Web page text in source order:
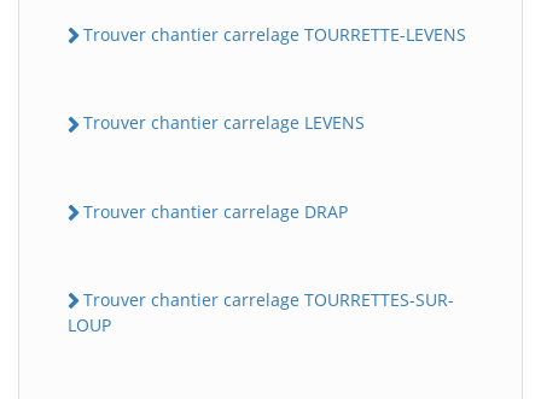
Trouver chantier carrelage TOURRETTE-LEVENS
Trouver chantier carrelage LEVENS
Trouver chantier carrelage DRAP
Trouver chantier carrelage TOURRETTES-SUR-
LOUP